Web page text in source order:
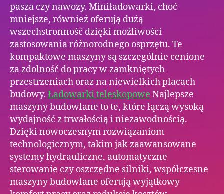
pasza czy nawozy. Miniładowarki, choć
mniejsze, również oferują dużą
wszechstronność dzięki możliwości
zastosowania różnorodnego osprzętu. Te
kompaktowe maszyny są szczególnie cenione
za zdolność do pracy w zamkniętych
przestrzeniach oraz na niewielkich placach
budowy. Ładowarki teleskopowe Najlepsze
maszyny budowlane to te, które łączą wysoką
wydajność z trwałością i niezawodnością.
Dzięki nowoczesnym rozwiązaniom
technologicznym, takim jak zaawansowane
systemy hydrauliczne, automatyczne
sterowanie czy oszczędne silniki, współczesne
maszyny budowlane oferują wyjątkowy